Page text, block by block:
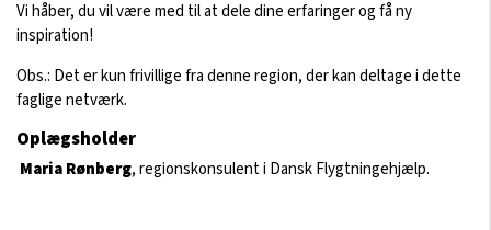
Vi håber, du vil være med til at dele dine erfaringer og få ny
inspiration!
Obs.: Det er kun frivillige fra denne region, der kan deltage i dette
faglige netværk.
Oplægsholder
Maria Rønberg, regionskonsulent i Dansk Flygtningehjælp.